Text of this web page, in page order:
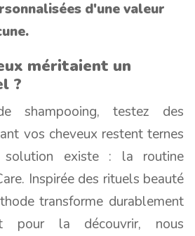
d'une valeur
méritaient un
?
shampooing, testez des
vos cheveux restent ternes
existe : la routine
Inspirée des rituels beauté
transforme durablement
pour la découvrir, nous